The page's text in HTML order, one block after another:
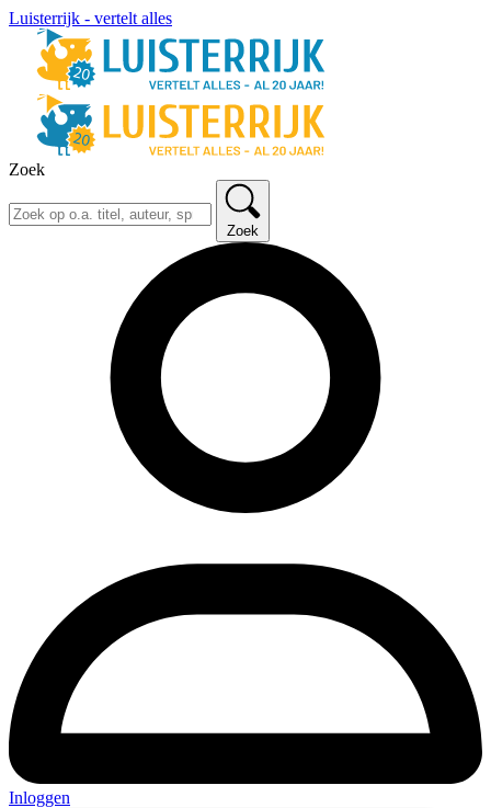
Luisterrijk - vertelt alles
Zoek
Zoek
Inloggen